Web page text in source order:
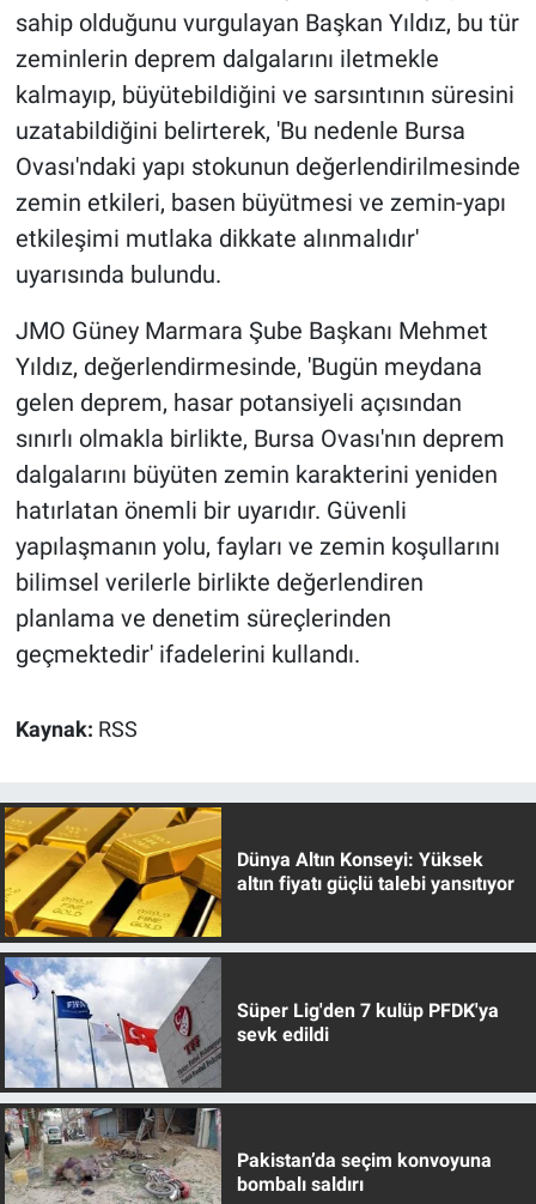
sahip olduğunu vurgulayan Başkan Yıldız, bu tür
zeminlerin deprem dalgalarını iletmekle
kalmayıp, büyütebildiğini ve sarsıntının süresini
uzatabildiğini belirterek, 'Bu nedenle Bursa
Ovası'ndaki yapı stokunun değerlendirilmesinde
zemin etkileri, basen büyütmesi ve zemin-yapı
etkileşimi mutlaka dikkate alınmalıdır'
uyarısında bulundu.
JMO Güney Marmara Şube Başkanı Mehmet
Yıldız, değerlendirmesinde, 'Bugün meydana
gelen deprem, hasar potansiyeli açısından
sınırlı olmakla birlikte, Bursa Ovası'nın deprem
dalgalarını büyüten zemin karakterini yeniden
hatırlatan önemli bir uyarıdır. Güvenli
yapılaşmanın yolu, fayları ve zemin koşullarını
bilimsel verilerle birlikte değerlendiren
planlama ve denetim süreçlerinden
geçmektedir' ifadelerini kullandı.
Kaynak: RSS
Dünya Altın Konseyi: Yüksek
altın fiyatı güçlü talebi yansıtıyor
Süper Lig'den 7 kulüp PFDK'ya
sevk edildi
Pakistan’da seçim konvoyuna
bombalı saldırı